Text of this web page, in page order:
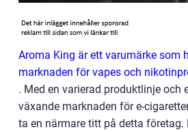
Aroma King är ett varumärke som
marknaden för vapes och
. Med en varierad produktlinje och
växande marknaden för e-
ta en närmare titt på detta